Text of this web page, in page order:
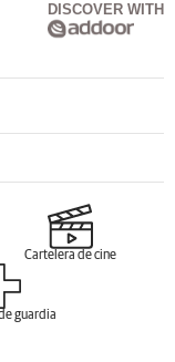
DISCOVER WITH
Cartelera de cine
guardia